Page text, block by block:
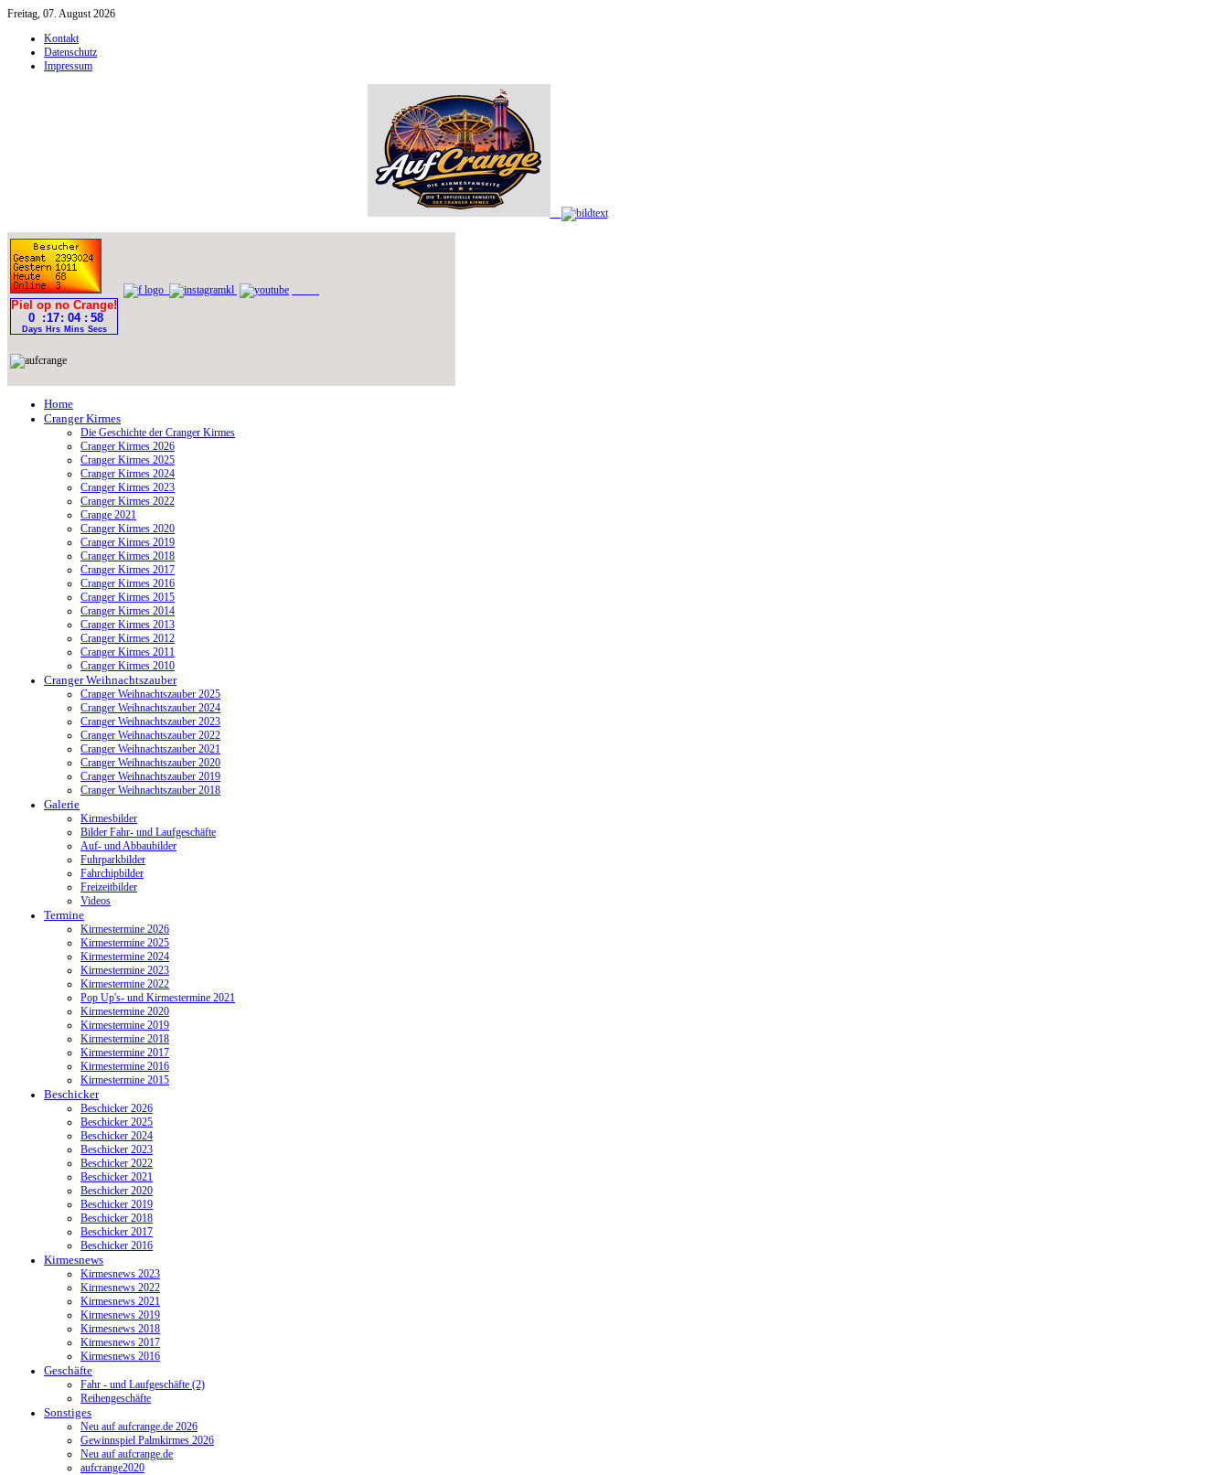
Freitag, 07. August 2026
Kontakt
Datenschutz
Impressum
Home
Cranger Kirmes
Die Geschichte der Cranger Kirmes
Cranger Kirmes 2026
Cranger Kirmes 2025
Cranger Kirmes 2024
Cranger Kirmes 2023
Cranger Kirmes 2022
Crange 2021
Cranger Kirmes 2020
Cranger Kirmes 2019
Cranger Kirmes 2018
Cranger Kirmes 2017
Cranger Kirmes 2016
Cranger Kirmes 2015
Cranger Kirmes 2014
Cranger Kirmes 2013
Cranger Kirmes 2012
Cranger Kirmes 2011
Cranger Kirmes 2010
Cranger Weihnachtszauber
Cranger Weihnachtszauber 2025
Cranger Weihnachtszauber 2024
Cranger Weihnachtszauber 2023
Cranger Weihnachtszauber 2022
Cranger Weihnachtszauber 2021
Cranger Weihnachtszauber 2020
Cranger Weihnachtszauber 2019
Cranger Weihnachtszauber 2018
Galerie
Kirmesbilder
Bilder Fahr- und Laufgeschäfte
Auf- und Abbaubilder
Fuhrparkbilder
Fahrchipbilder
Freizeitbilder
Videos
Termine
Kirmestermine 2026
Kirmestermine 2025
Kirmestermine 2024
Kirmestermine 2023
Kirmestermine 2022
Pop Up's- und Kirmestermine 2021
Kirmestermine 2020
Kirmestermine 2019
Kirmestermine 2018
Kirmestermine 2017
Kirmestermine 2016
Kirmestermine 2015
Beschicker
Beschicker 2026
Beschicker 2025
Beschicker 2024
Beschicker 2023
Beschicker 2022
Beschicker 2021
Beschicker 2020
Beschicker 2019
Beschicker 2018
Beschicker 2017
Beschicker 2016
Kirmesnews
Kirmesnews 2023
Kirmesnews 2022
Kirmesnews 2021
Kirmesnews 2019
Kirmesnews 2018
Kirmesnews 2017
Kirmesnews 2016
Geschäfte
Fahr - und Laufgeschäfte (2)
Reihengeschäfte
Sonstiges
Neu auf aufcrange.de 2026
Gewinnspiel Palmkirmes 2026
Neu auf aufcrange.de
aufcrange2020